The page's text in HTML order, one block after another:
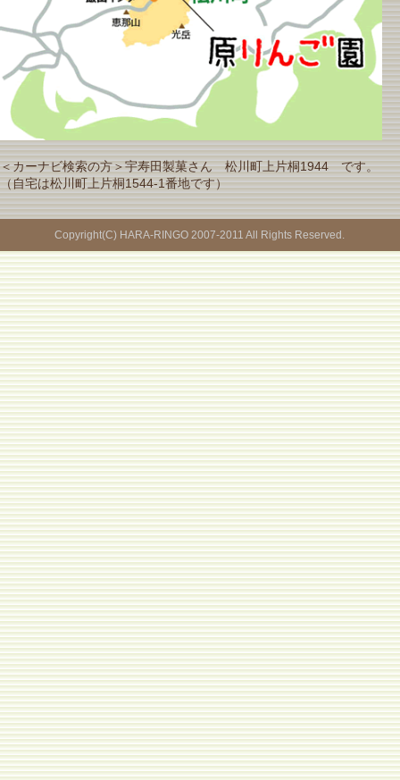
＜カーナビ検索の方＞宇寿田製菓さん 松川町上片桐1944 です。
（自宅は松川町上片桐1544-1番地です）
Copyright(C) HARA-RINGO 2007-2011 All Rights Reserved.